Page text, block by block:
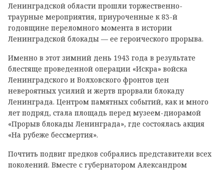
Ленинградской области прошли торжественно-
траурные мероприятия, приуроченные к 83-й
годовщине переломного момента в истории
Ленинградской блокады — ее героического прорыва.
Именно в этот зимний день 1943 года в результате
блестяще проведенной операции «Искра» войска
Ленинградского и Волховского фронтов цен
невероятных усилий и жертв прорвали блокаду
Ленинграда. Центром памятных событий, как и много
лет подряд, стала площадь перед музеем-диорамой
«Прорыв блокады Ленинграда», где состоялась акция
«На рубеже бессмертия».
Почтить подвиг предков собрались представители всех
поколений. Вместе с губернатором Александром